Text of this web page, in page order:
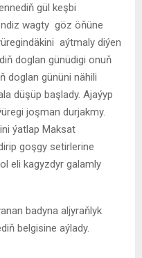
gül keşbi
wagty göz öňüne
aýtmaly diýen
doglan günüdigi onuň
doglan gününi nähili
düşüp başlady. Ajaýyp
joşman durjakmy.
ýatlap Maksat
goşgy setirlerine
eli kagyzdyr galamly
badyna aljyraňlyk
belgisine aýlady.